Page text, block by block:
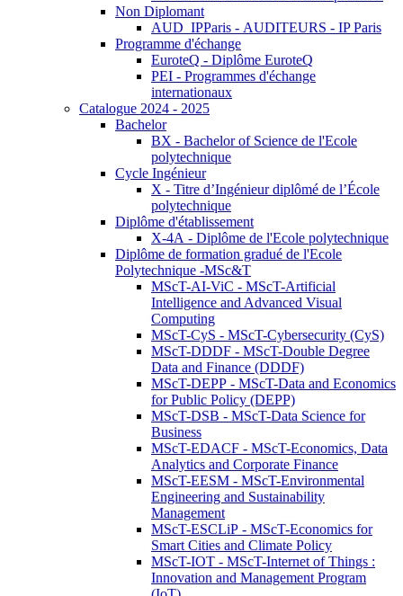
Non Diplomant
AUD_IPParis - AUDITEURS - IP Paris
Programme d'échange
EuroteQ - Diplôme EuroteQ
PEI - Programmes d'échange
internationaux
Catalogue 2024 - 2025
Bachelor
BX - Bachelor of Science de l'Ecole
polytechnique
Cycle Ingénieur
X - Titre d’Ingénieur diplômé de l’École
polytechnique
Diplôme d'établissement
X-4A - Diplôme de l'Ecole polytechnique
Diplôme de formation gradué de l'Ecole
Polytechnique -MSc&T
MScT-AI-ViC - MScT-Artificial
Intelligence and Advanced Visual
Computing
MScT-CyS - MScT-Cybersecurity (CyS)
MScT-DDDF - MScT-Double Degree
Data and Finance (DDDF)
MScT-DEPP - MScT-Data and Economics
for Public Policy (DEPP)
MScT-DSB - MScT-Data Science for
Business
MScT-EDACF - MScT-Economics, Data
Analytics and Corporate Finance
MScT-EESM - MScT-Environmental
Engineering and Sustainability
Management
MScT-ESCLiP - MScT-Economics for
Smart Cities and Climate Policy
MScT-IOT - MScT-Internet of Things :
Innovation and Management Program